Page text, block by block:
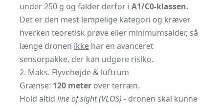
under 250 g og falder derfor i A1/C0-klassen.
Det er den mest lempelige kategori og kræver
hverken teoretisk prøve eller minimumsalder, så
længe dronen ikke har en avanceret
sensorpakke, der kan udgøre risiko.
2. Maks. Flyvehøjde & luftrum
Grænse: 120 meter over terræn.
Hold altid line of sight (VLOS) - dronen skal kunne